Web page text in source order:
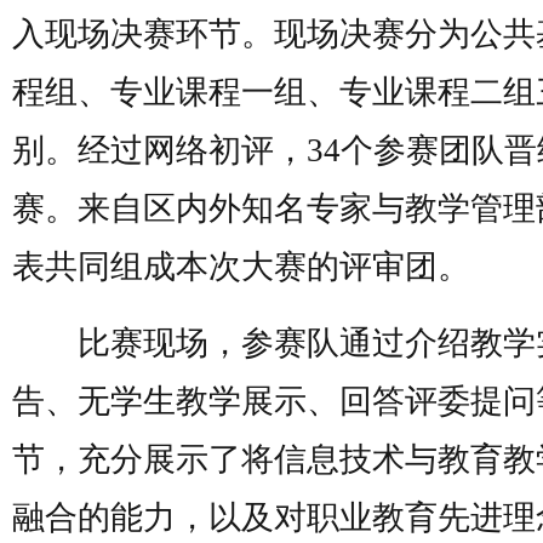
入现场决赛环节。现场决赛分为公
程组、专业课程一组、专业课程二
别。经过网络初评，34个参赛团队
赛。来自区内外知名专家与教学管
表共同组成本次大赛的评审团。
比赛现场，参赛队通过介绍教学
告、无学生教学展示、回答评委提
节，充分展示了将信息技术与教育
融合的能力，以及对职业教育先进